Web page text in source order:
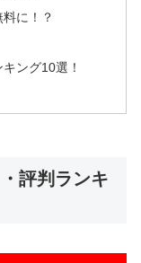
に！？
ング10選！
評判ランキ